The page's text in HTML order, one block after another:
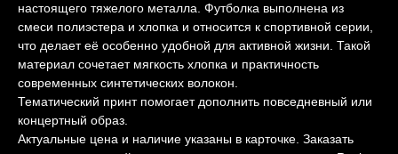
настоящего тяжелого металла. Футболка выполнена из
смеси полиэстера и хлопка и относится к спортивной серии,
что делает её особенно удобной для активной жизни. Такой
материал сочетает мягкость хлопка и практичность
современных синтетических волокон.
Тематический принт помогает дополнить повседневный или
концертный образ.
Актуальные цена и наличие указаны в карточке. Заказать